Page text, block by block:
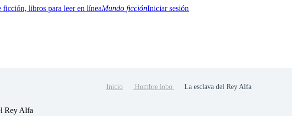
Mundo ficciónIniciar sesión
FantasíaUrbano
Inicio Hombre lobo La esclava del Rey Alfa